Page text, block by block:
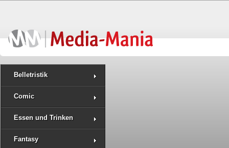
Belletristik
Comic
Essen und Trinken
Fantasy